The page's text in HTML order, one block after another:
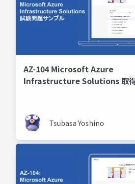
AZ-104 Microsoft Azure
Infrastructure Solutions 取
Tsubasa Yoshino